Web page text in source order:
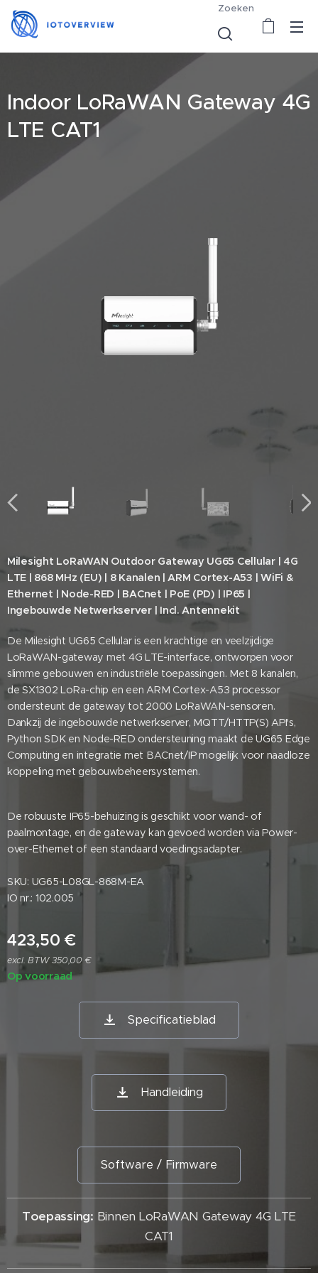
Zoeken
Indoor LoRaWAN Gateway 4G
LTE CAT1
Milesight LoRaWAN Outdoor Gateway UG65 Cellular | 4G
LTE | 868 MHz (EU) | 8 Kanalen | ARM Cortex-A53 | WiFi &
Ethernet | Node-RED | BACnet | PoE (PD) | IP65 |
Ingebouwde Netwerkserver | Incl. Antennekit
De Milesight UG65 Cellular is een krachtige en veelzijdige
LoRaWAN-gateway met 4G LTE-interface, ontworpen voor
slimme gebouwen en industriële toepassingen. Met 8 kanalen,
de SX1302 LoRa-chip en een ARM Cortex-A53 processor
ondersteunt de gateway tot 2000 LoRaWAN-sensoren.
Dankzij de ingebouwde netwerkserver, MQTT/HTTP(S) API's,
Python SDK en Node-RED ondersteuning maakt de UG65 Edge
Computing en integratie met BACnet/IP mogelijk voor naadloze
koppeling met gebouwbeheersystemen.
De robuuste IP65-behuizing is geschikt voor wand- of
paalmontage, en de gateway kan gevoed worden via Power-
over-Ethernet of een standaard voedingsadapter.
SKU: UG65-L08GL-868M-EA
IO nr.: 102.005
423,50 €
excl. BTW 350,00 €
Op voorraad
Specificatieblad
Handleiding
Software / Firmware
Toepassing: Binnen LoRaWAN Gateway 4G LTE
CAT1